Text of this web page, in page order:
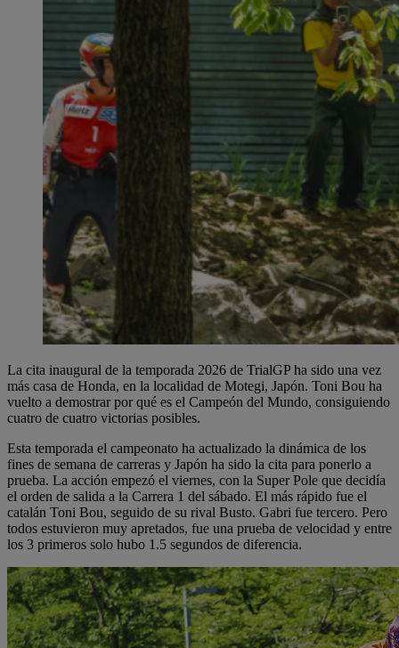
La cita inaugural de la temporada 2026 de TrialGP ha sido una vez
más casa de Honda, en la localidad de Motegi, Japón. Toni Bou ha
vuelto a demostrar por qué es el Campeón del Mundo, consiguiendo
cuatro de cuatro victorias posibles.
Esta temporada el campeonato ha actualizado la dinámica de los
fines de semana de carreras y Japón ha sido la cita para ponerlo a
prueba. La acción empezó el viernes, con la Super Pole que decidía
el orden de salida a la Carrera 1 del sábado. El más rápido fue el
catalán Toni Bou, seguido de su rival Busto. Gabri fue tercero. Pero
todos estuvieron muy apretados, fue una prueba de velocidad y entre
los 3 primeros solo hubo 1.5 segundos de diferencia.